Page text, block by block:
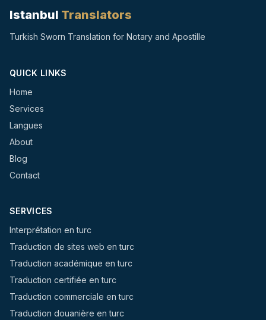
Istanbul Translators
Turkish Sworn Translation for Notary and Apostille
QUICK LINKS
Home
Services
Langues
About
Blog
Contact
SERVICES
Interprétation en turc
Traduction de sites web en turc
Traduction académique en turc
Traduction certifiée en turc
Traduction commerciale en turc
Traduction douanière en turc